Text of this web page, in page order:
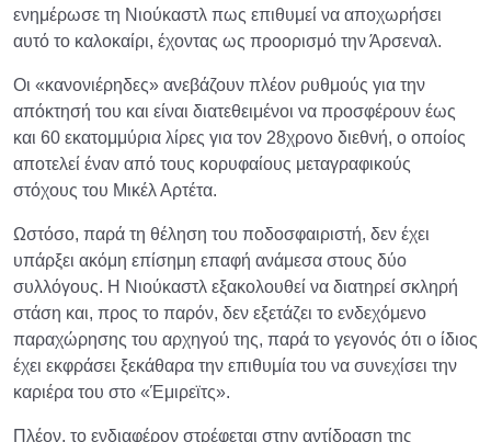
ενημέρωσε τη Νιούκαστλ πως επιθυμεί να αποχωρήσει
αυτό το καλοκαίρι, έχοντας ως προορισμό την Άρσεναλ.
Οι «κανονιέρηδες» ανεβάζουν πλέον ρυθμούς για την
απόκτησή του και είναι διατεθειμένοι να προσφέρουν έως
και 60 εκατομμύρια λίρες για τον 28χρονο διεθνή, ο οποίος
αποτελεί έναν από τους κορυφαίους μεταγραφικούς
στόχους του Μικέλ Αρτέτα.
Ωστόσο, παρά τη θέληση του ποδοσφαιριστή, δεν έχει
υπάρξει ακόμη επίσημη επαφή ανάμεσα στους δύο
συλλόγους. Η Νιούκαστλ εξακολουθεί να διατηρεί σκληρή
στάση και, προς το παρόν, δεν εξετάζει το ενδεχόμενο
παραχώρησης του αρχηγού της, παρά το γεγονός ότι ο ίδιος
έχει εκφράσει ξεκάθαρα την επιθυμία του να συνεχίσει την
καριέρα του στο «Έμιρεϊτς».
Πλέον, το ενδιαφέρον στρέφεται στην αντίδραση της